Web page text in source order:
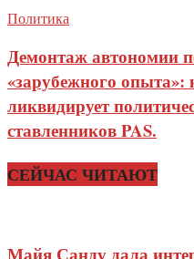
Политика
Демонтаж автономии
«зарубежного
ликвидирует
ставленников PAS.
СЕЙЧАС ЧИТАЮТ
Майя Санду дала